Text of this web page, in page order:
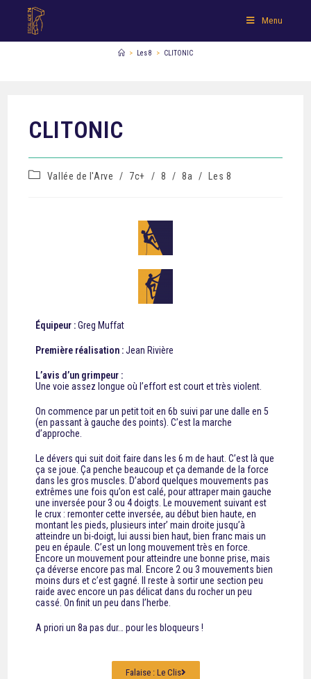
Menu
> Les 8 > CLITONIC
CLITONIC
Vallée de l'Arve / 7c+ / 8 / 8a / Les 8
Équipeur :Greg Muffat
Première réalisation :Jean Rivière
L’avis d’un grimpeur :
Une voie assez longue où l’effort est court et très violent.
On commence par un petit toit en 6b suivi par une dalle en 5
(en passant à gauche des points). C’est la marche
d’approche.
Le dévers qui suit doit faire dans les 6 m de haut. C’est là que
ça se joue. Ça penche beaucoup et ça demande de la force
dans les gros muscles. D’abord quelques mouvements pas
extrêmes une fois qu’on est calé, pour attraper main gauche
une inversée pour 3 ou 4 doigts. Le mouvement suivant est
le crux : remonter cette inversée, au début bien haute, en
montant les pieds, plusieurs inter’ main droite jusqu’à
atteindre un bi-doigt, lui aussi bien haut, bien franc mais un
peu en épaule. C’est un long mouvement très en force.
Encore un mouvement pour atteindre une bonne prise, mais
ça déverse encore pas mal. Encore 2 ou 3 mouvements bien
moins durs et c’est gagné. Il reste à sortir une section peu
raide avec encore un pas délicat dans du rocher un peu
cassé. On finit un peu dans l’herbe.
A priori un 8a pas dur… pour les bloqueurs !
Falaise : Le Clis